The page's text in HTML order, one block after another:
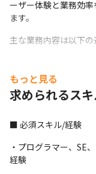
ーザー体験と業務効
ます。
主な業務内容は以下の
・AIを活用した対話
開発
・ファンクラブ運営
よるデータ分析機能の
・Gettiiシリーズ間（
API連携開発
もっと見る
求められるス
■ 必須スキル/経験
・プログラマー、SE
経験